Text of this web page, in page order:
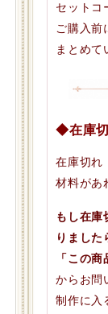
セットコ
ご購入前
まとめて
◆在庫
在庫切れ
材料があ
もし在庫
りました
「この
からお問
制作に入